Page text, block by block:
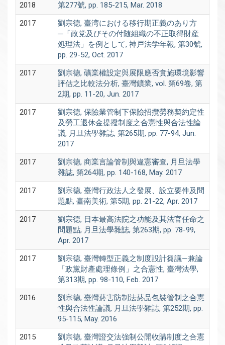
2018
第277號, pp. 185-215, Mar. 2018
2017
劉宗德, 臺湾における移行期正義のあり方
─「政党及びその付随組織の不正取得財産
処理法」を例として, 神戸法学年報, 第30號,
pp. 29-52, Oct. 2017
2017
劉宗德, 礦業權設定與展限應否實施環境影響
評估之比較法分析, 臺灣鑛業, vol. 第69卷, 第
2期, pp. 11-20, Jun. 2017
2017
劉宗德, 保險業管制下保險招攬勞務契約定性
及勞工退休金提撥制度之合憲性與合法性論
議, 月旦法學雜誌, 第265期, pp. 77-94, Jun.
2017
2017
劉宗德, 商業言論管制與違憲審查, 月旦法學
雜誌, 第264期, pp. 140-168, May. 2017
2017
劉宗德, 臺灣行政法人之發展、設立要件及問
題點, 臺南美術, 第5期, pp. 21-22, Apr. 2017
2017
劉宗德, 日本最高法院之功能及其法官任命之
問題點, 月旦法學雜誌, 第263期, pp. 78-99,
Apr. 2017
2017
劉宗德, 臺灣轉型正義之制度設計芻議—兼論
「政黨財產處理條例」之合憲性, 臺灣法學,
第313期, pp. 98-110, Feb. 2017
2016
劉宗德, 臺灣菸害防制法菸品包裝管制之合憲
性與合法性論議, 月旦法學雜誌, 第252期, pp.
95-115, May. 2016
2015
劉宗德, 臺灣證交法強制公開收購制度之合憲